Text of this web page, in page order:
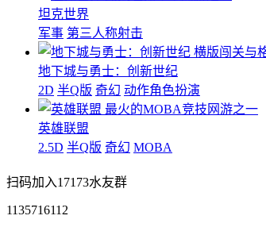
坦克世界
军事 第三人称射击
横版闯关与
地下城与勇士：创新世纪
2D 半Q版 奇幻 动作角色扮演
最火的MOBA竞技网游之一
英雄联盟
2.5D 半Q版 奇幻 MOBA
扫码加入17173水友群
1135716112